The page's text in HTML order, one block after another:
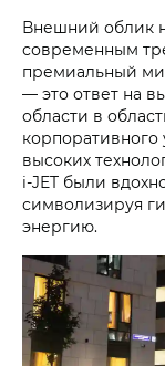
Внешний облик
современным
премиальный
— это ответ на
области в
высоких
i‑JET были
символизируя
энергию.